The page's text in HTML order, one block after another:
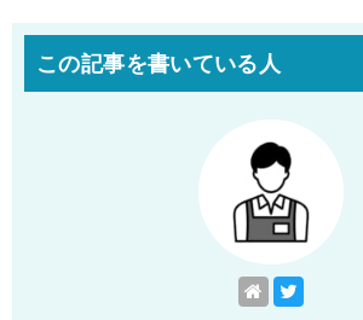
この記事を書いている人